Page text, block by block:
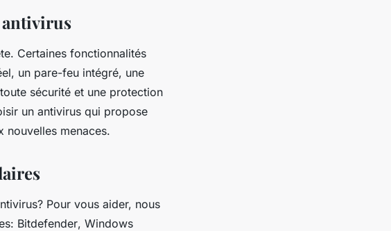
antivirus
Certaines fonctionnalités
un pare-feu intégré, une
sécurité et une protection
un antivirus qui propose
nouvelles menaces.
Pour vous aider, nous
Bitdefender, Windows